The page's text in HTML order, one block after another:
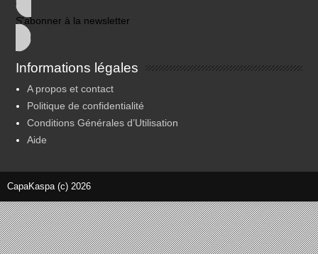
S'abonner à la newsletter
Informations légales
A propos et contact
Politique de confidentialité
Conditions Générales d’Utilisation
Aide
CapaKaspa (c) 2026